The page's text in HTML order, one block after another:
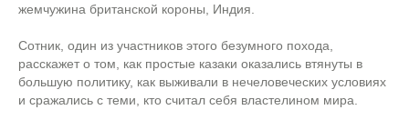
жемчужина британской короны, Индия.
Сотник, один из участников этого безумного похода,
расскажет о том, как простые казаки оказались втянуты в
большую политику, как выживали в нечеловеческих условиях
и сражались с теми, кто считал себя властелином мира.